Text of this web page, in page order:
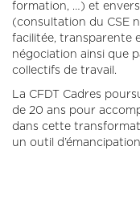
formation, …) et
(consultation du CSE
facilitée, transparente
négociation ainsi que
collectifs de travail.
La CFDT Cadres
de 20 ans pour
dans cette
un outil